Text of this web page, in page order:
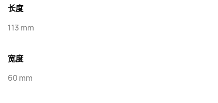
长度
113 mm
宽度
60 mm